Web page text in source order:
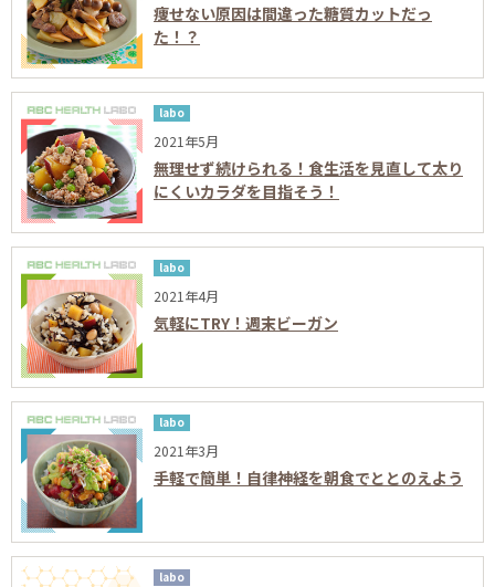
痩せない原因は間違った糖質カットだっ
た！？
labo
2021年5月
無理せず続けられる！食生活を見直して太り
にくいカラダを目指そう！
labo
2021年4月
気軽にTRY！週末ビーガン
labo
2021年3月
手軽で簡単！自律神経を朝食でととのえよう
labo